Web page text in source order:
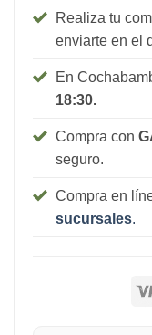
Realiza tu
enviarte en el
En
18:30.
Compra con
seguro.
Compra en
sucursales.